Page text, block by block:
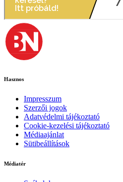
Hasznos
Impresszum
Szerzői jogok
Adatvédelmi tájékoztató
Cookie-kezelési tájékoztató
Médiaajánlat
Sütibeállítások
Médiatér